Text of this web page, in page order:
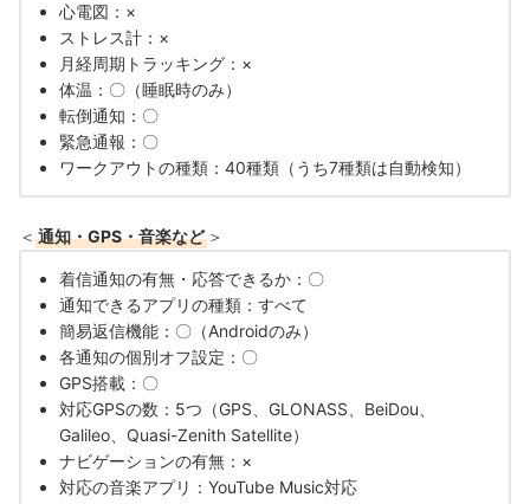
心電図：×
ストレス計：×
月経周期トラッキング：×
体温：〇（睡眠時のみ）
転倒通知：〇
緊急通報：〇
ワークアウトの種類：40種類（うち7種類は自動検知）
＜ 通知・GPS・音楽など ＞
着信通知の有無・応答できるか：〇
通知できるアプリの種類：すべて
簡易返信機能：〇（Androidのみ）
各通知の個別オフ設定：〇
GPS搭載：〇
対応GPSの数：5つ（GPS、GLONASS、BeiDou、
Galileo、Quasi-Zenith Satellite）
ナビゲーションの有無：×
対応の音楽アプリ：YouTube Music対応